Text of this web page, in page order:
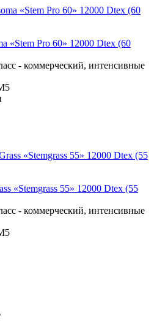
«Stem Pro 60» 12000 Dtex (60
- коммерческий, интенсивные
«Stemgrass 55» 12000 Dtex (55
- коммерческий, интенсивные